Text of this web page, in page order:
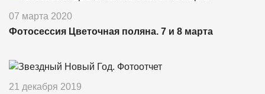
07 марта 2020
Фотосессия Цветочная поляна. 7 и 8 марта
21 декабря 2019